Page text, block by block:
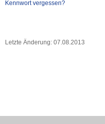
Kennwort vergessen?
Letzte Änderung: 07.08.2013